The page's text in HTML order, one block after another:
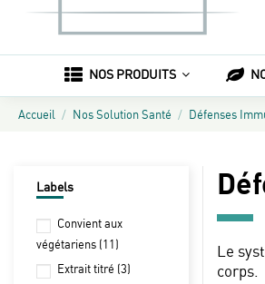
NOS PRODUITS
Accueil Nos Solution Santé Défenses
Le
corps.
Labels
Convient aux
végétariens (11)
Extrait titré (3)